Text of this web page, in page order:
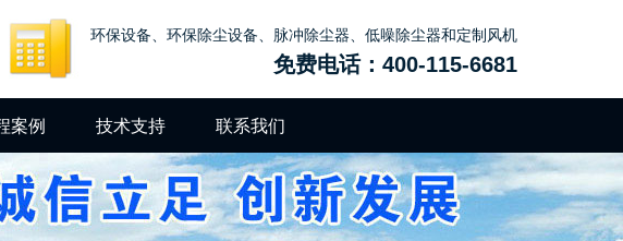
环保设备、环保除尘设备、脉冲除尘器、低噪除尘器和定制风机
免费电话：400-115-6681
案例 技术支持 联系我们